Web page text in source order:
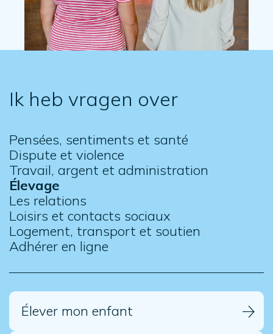
Ik heb vragen over
Pensées, sentiments et santé
Dispute et violence
Travail, argent et administration
Élevage
Les relations
Loisirs et contacts sociaux
Logement, transport et soutien
Adhérer en ligne
Élever mon enfant